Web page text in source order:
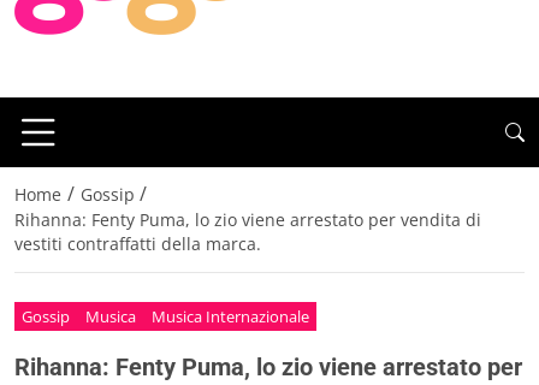
Home / Gossip /
Rihanna: Fenty Puma, lo zio viene arrestato per vendita di
vestiti contraffatti della marca.
Gossip Musica Musica Internazionale
Rihanna: Fenty Puma, lo zio viene arrestato per